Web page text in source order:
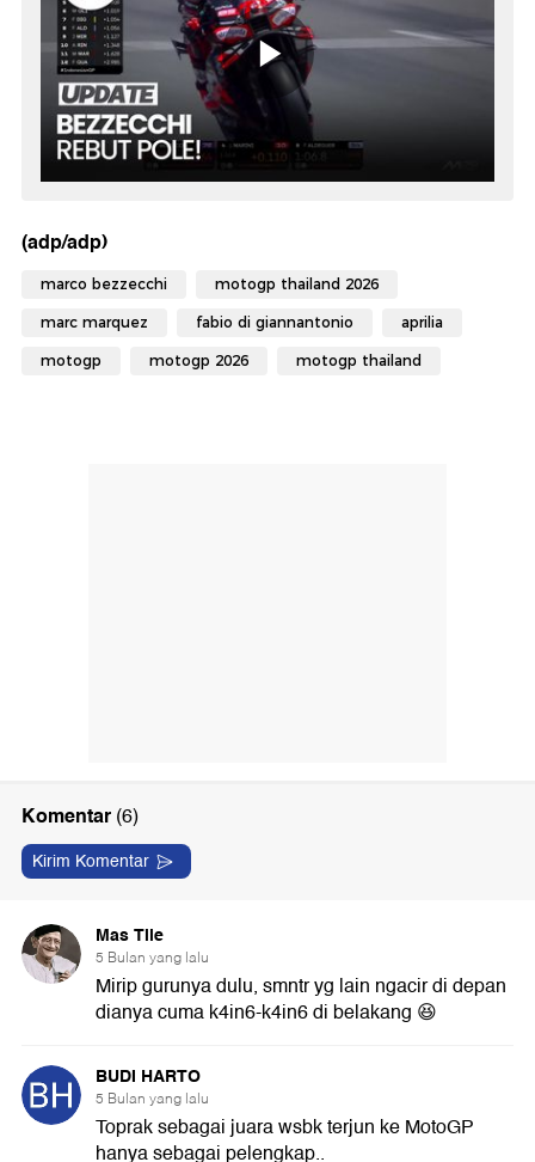
(adp/adp)
marco bezzecchi motogp thailand 2026
marc marquez fabio di giannantonio aprilia
motogp motogp 2026 motogp thailand